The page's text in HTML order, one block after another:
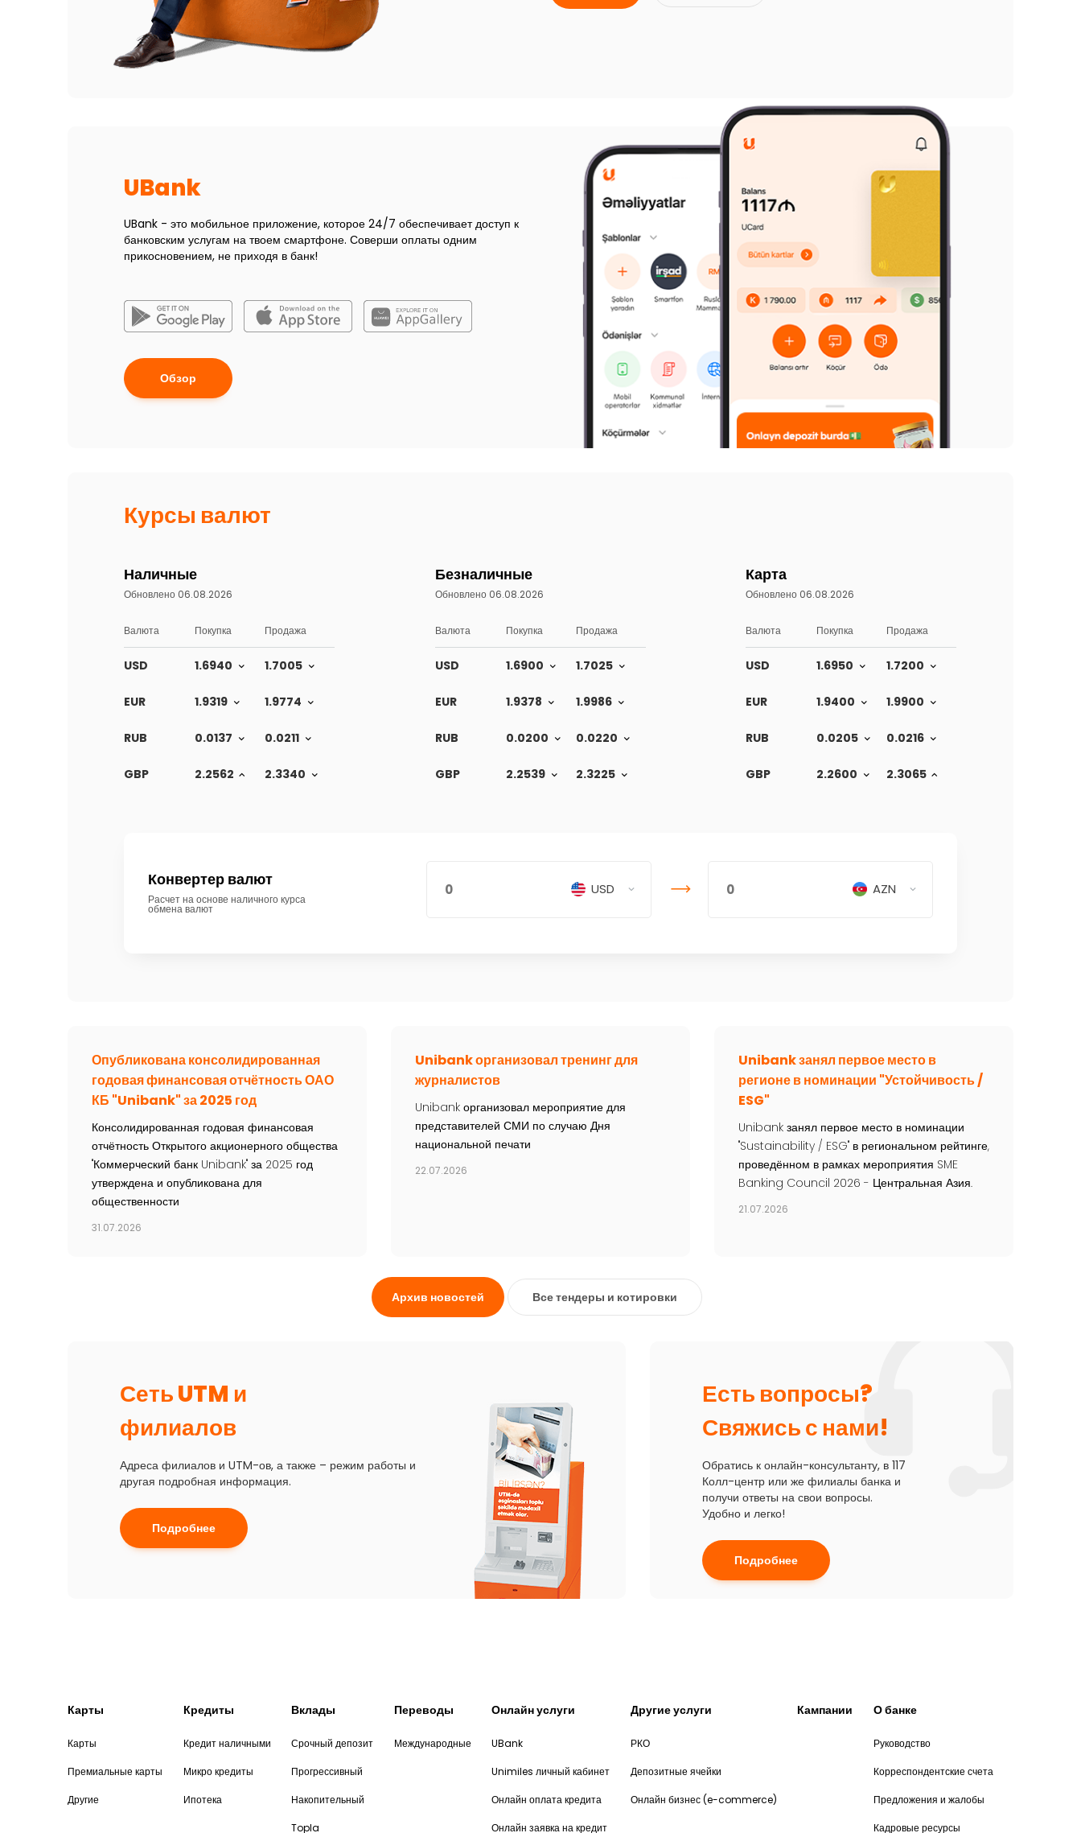
UBank
UBank - это мобильное приложение, которое 24/7 обеспечивает доступ к
банковским услугам на твоем смартфоне. Соверши оплаты одним
прикосновением, не приходя в банк!
Обзор
Курсы валют
Наличные
Обновлено 06.08.2026
Валюта Покупка Продажа
USD 1.6940 1.7005
EUR 1.9319 1.9774
RUB 0.0137 0.0211
GBP 2.2562 2.3340
Безналичные
Обновлено 06.08.2026
Валюта Покупка Продажа
USD 1.6900 1.7025
EUR 1.9378 1.9986
RUB 0.0200 0.0220
GBP 2.2539 2.3225
Карта
Обновлено 06.08.2026
Валюта Покупка Продажа
USD 1.6950 1.7200
EUR 1.9400 1.9900
RUB 0.0205 0.0216
GBP 2.2600 2.3065
Конвертер валют
Расчет на основе наличного курса
обмена валют
USD AZN
Опубликована консолидированная
годовая финансовая отчётность ОАО
КБ "Unibank" за 2025 год
Консолидированная годовая финансовая
отчётность Открытого акционерного общества
"Коммерческий банк Unibank" за 2025 год
утверждена и опубликована для
общественности
31.07.2026
Unibank организовал тренинг для
журналистов
Unibank организовал мероприятие для
представителей СМИ по случаю Дня
национальной печати
22.07.2026
Unibank занял первое место в
регионе в номинации "Устойчивость /
ESG"
Unibank занял первое место в номинации
"Sustainability / ESG" в региональном рейтинге,
проведённом в рамках мероприятия SME
Banking Council 2026 - Центральная Азия.
21.07.2026
Архив новостей Все тендеры и котировки
Сеть UTM и
филиалов
Адреса филиалов и UTM-ов, а также – режим работы и
другая подробная информация.
Подробнее
Есть вопросы?
Свяжись с нами!
Обратись к онлайн-консультанту, в 117
Колл-центр или же филиалы банка и
получи ответы на свои вопросы.
Удобно и легко!
Подробнее
Карты
Карты
Премиальные карты
Другие
Кредиты
Кредит наличными
Микро кредиты
Ипотека
Вклады
Срочный депозит
Прогрессивный
Накопительный
Topla
Переводы
Международные
Онлайн услуги
UBank
Unimiles личный кабинет
Онлайн оплата кредита
Онлайн заявка на кредит
Другие услуги
РКО
Депозитные ячейки
Онлайн бизнес (e-commerce)
Кампании О банке
Руководство
Корреспондентские счета
Предложения и жалобы
Кадровые ресурсы